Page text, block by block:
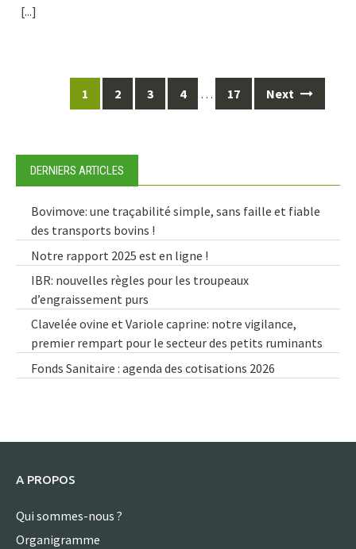
[...]
navigation
1 2 3 4 … 17 Next
DERNIERS ARTICLES
Bovimove: une traçabilité simple, sans faille et fiable
des transports bovins !
Notre rapport 2025 est en ligne !
IBR: nouvelles règles pour les troupeaux
d’engraissement purs
Clavelée ovine et Variole caprine: notre vigilance,
premier rempart pour le secteur des petits ruminants
Fonds Sanitaire : agenda des cotisations 2026
A PROPOS
Qui sommes-nous ?
Organigramme